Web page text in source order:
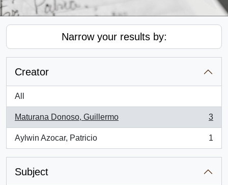
Narrow your results by:
Creator
All
Maturana Donoso, Guillermo
, 3 results
3
Aylwin Azocar, Patricio
, 1 results
1
Subject